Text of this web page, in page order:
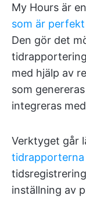
My Hours är en
som är
Den gör det
med hjälp av
som
integreras
Verktyget går
tidrapporterna
inställning av